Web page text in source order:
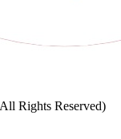
Rights Reserved)